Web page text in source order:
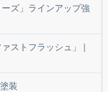
ズ」ラインアップ強
ストフラッシュ」 |
装